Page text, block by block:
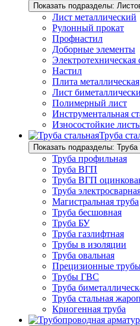
Показать подразделы:
Лист металлический
Рулонный прокат
Профнастил
Доборные элементы
Электротехническая
Настил
Плита металлическая
Лист
Полимерный лист
Инструментальная
Износостойкие
Труба
Показать подразделы: Труба
Труба профильная
Труба ВГП
Труба ВГП
Труба
Магистральная труба
Труба бесшовная
Труба БУ
Труба газлифтная
Трубы в изоляции
Труба овальная
Прецизионные
Трубы ГВС
Труба
Труба стальная
Криогенная труба